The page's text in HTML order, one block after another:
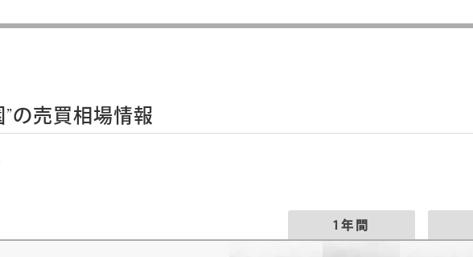
の売買相場情報
1年間